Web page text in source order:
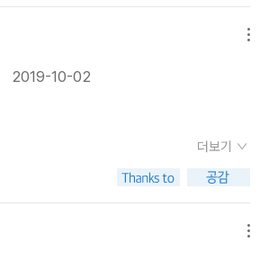
그것이 누적되어 이루어지는 역사와 사
살고 있다. 살아가면서 우리는 인종과 국
인한 수많은 차별을 마주하게 된다. 인생
들이 진리라고 강요하는 것, 불편한 진실
가는 희망의 불씨를 살리며 세상을 향해
를 내는과정이라고 할 수 있다. <고양이
리 변하지 않는 세상에 절망하지 않고
은 그러한 곳에서 나오는 것 아닐까? 차
럼 귀엽고 다정하고 사랑스러운 고양이
. 더거 씨와 지미에게 소중한 가족이 된
도 내겐 세상 둘도 없는 사랑하는 가족이
럼, 인간과 고양이도 엄연히 종(種)이
구도 잘 쓰니까 자신들에게 위협적인 존재
지나 이건 인간의 착각일지도 모른다.
들은 인간 집사를 털도 나지 않은, 아직
고양이라 생각해서 자신들이 돌봐주어야
. 그러나 우리 삶을 돌아보면 《고양이 낸
이야기를 어렵잖이 마주할 수 있어요.
동무를 헤아리는 아이들이 있어요. 힘없
동무를 보듬는 어른들도 있지요. 여리
도 모르는 척하는 사람이 있을 수 있어
리 삶터가 오늘 여기까지 흐르는 동안
싶어요. 아기 적부터 같이 살던 개랑 고양
2019-10-02
더보기